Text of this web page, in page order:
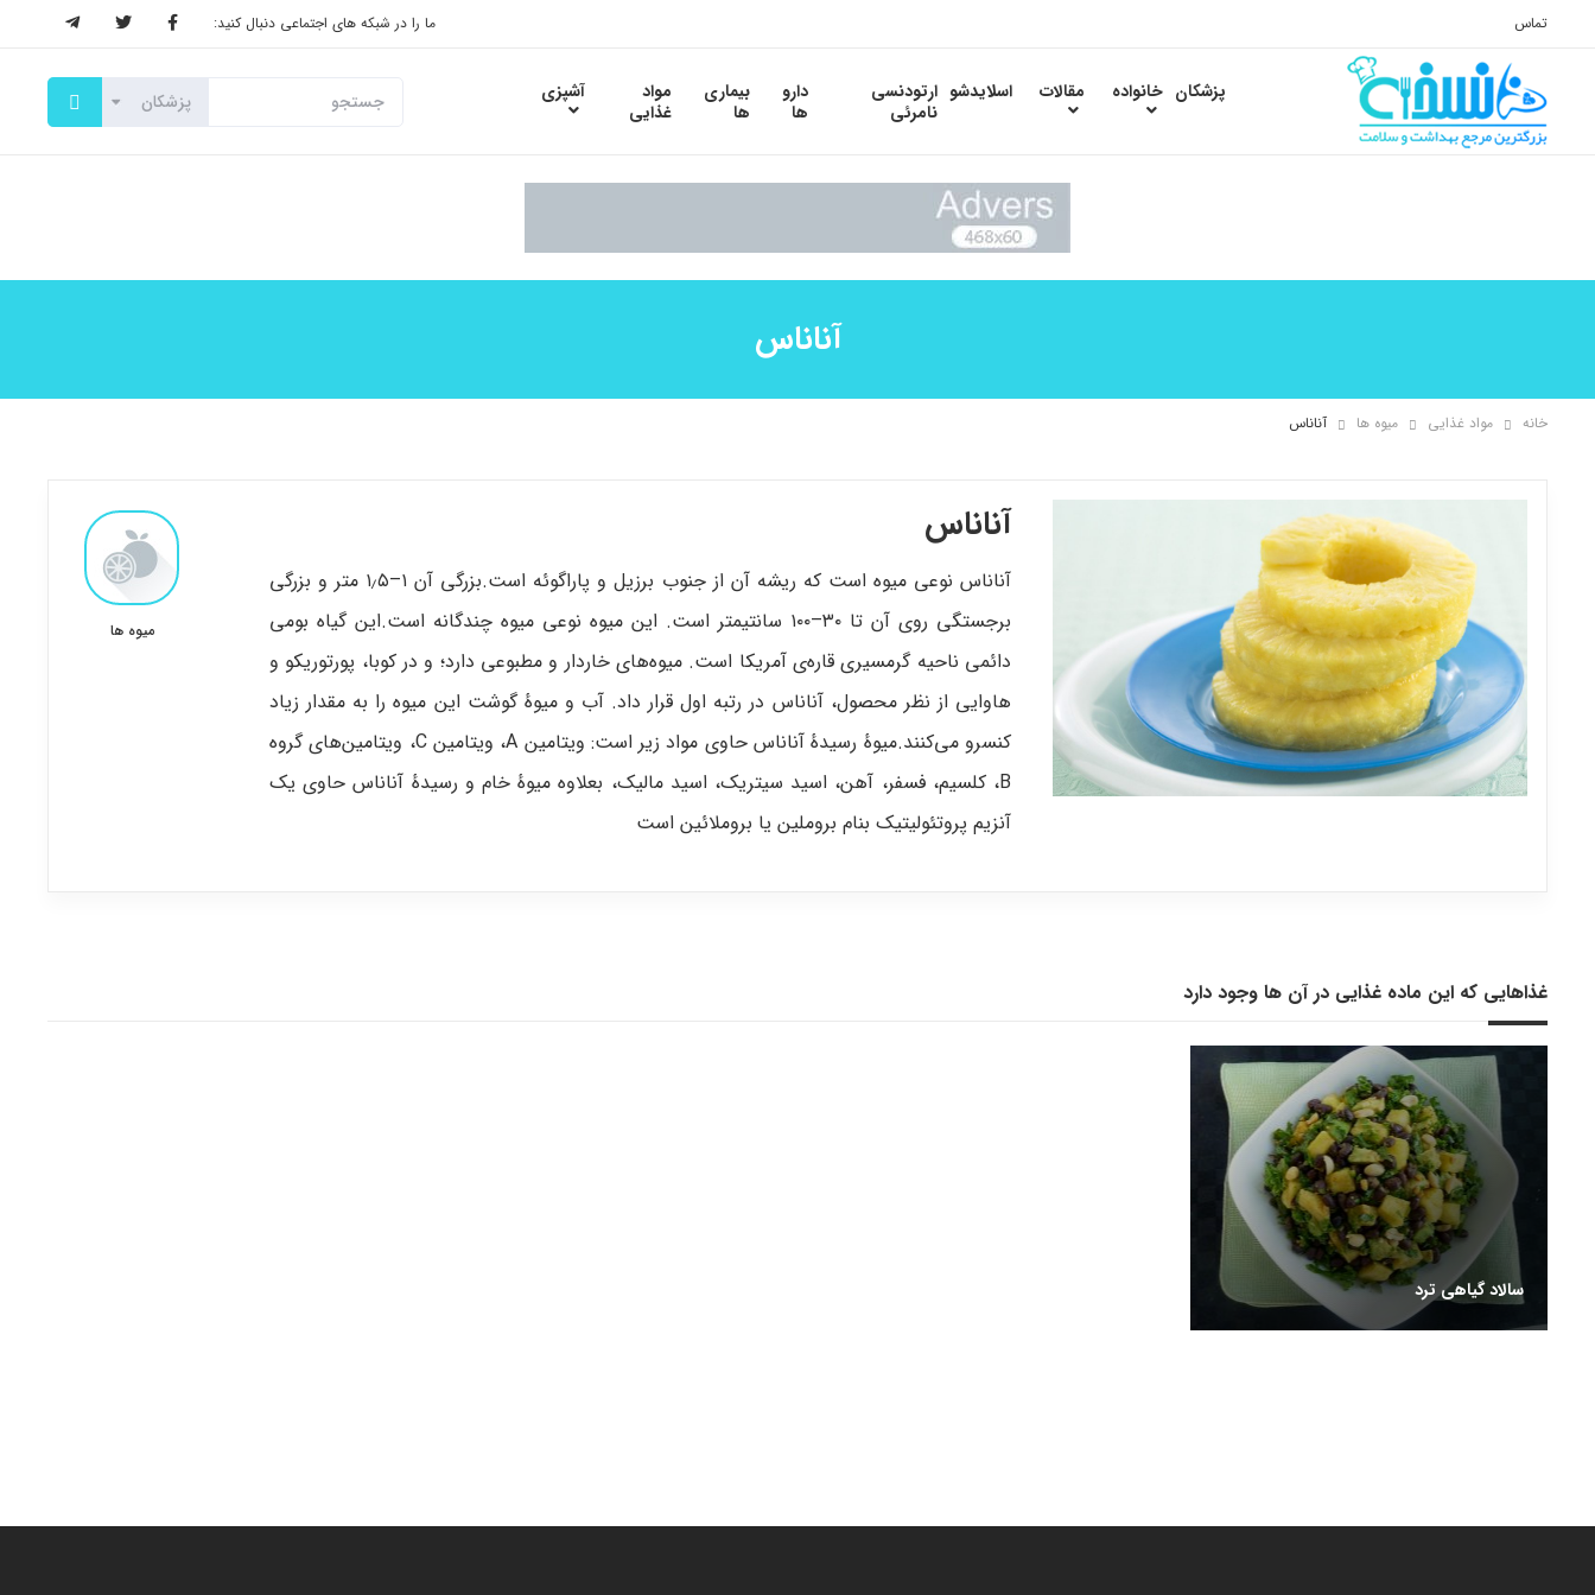
تماس ما را در شبکه های اجتماعی دنبال کنید:
پزشکان خانواده مقالات اسلایدشو ارتودنسی
نامرئی
دارو
ها
بیماری
ها
مواد
غذایی
آشپزی
آناناس
خانه مواد غذایی میوه ها آناناس
آناناس
آناناس نوعی میوه است که ریشه آن از جنوب برزیل و پاراگوئه است.بزرگی آن ۱–۱٫۵ متر و بزرگی
برجستگی روی آن تا ۳۰–۱۰۰ سانتیمتر است. این میوه نوعی میوه چندگانه است.این گیاه بومی
دائمی ناحیه گرمسیری قاره‌ی آمریکا است. میوه‌های خاردار و مطبوعی دارد؛ و در کوبا، پورتوریکو و
هاوایی از نظر محصول، آناناس در رتبه اول قرار داد. آب و میوهٔ گوشت این میوه را به مقدار زیاد
کنسرو می‌کنند.میوهٔ رسیدهٔ آناناس حاوی مواد زیر است: ویتامین A، ویتامین C، ویتامین‌های گروه
B، کلسیم، فسفر، آهن، اسید سیتریک، اسید مالیک، بعلاوه میوهٔ خام و رسیدهٔ آناناس حاوی یک
آنزیم پروتئولیتیک بنام بروملین یا بروملائین است
میوه ها
غذاهایی که این ماده غذایی در آن ها وجود دارد
سالاد گیاهی ترد